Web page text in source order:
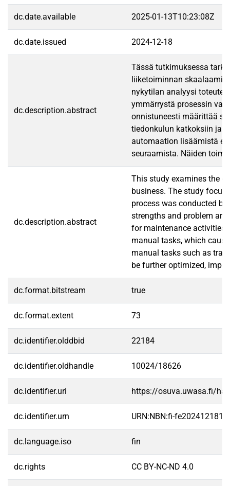
dc.date.available 2025-01-13T10:23:08Z
dc.date.issued 2024-12-18
dc.description.abstract
Tässä tutkimuksessa
liiketoiminnan
nykytilan analyysi
ymmärrystä prosessin
onnistuneesti määrittää
tiedonkulun katkoksiin ja
automaation lisäämistä
seuraamista. Näiden
dc.description.abstract
This study examines the
business. The study
process was conducted
strengths and problem
for maintenance activities.
manual tasks, which
manual tasks such as
be further optimized,
dc.format.bitstream true
dc.format.extent 73
dc.identifier.olddbid 22184
dc.identifier.oldhandle 10024/18626
dc.identifier.uri https://osuva.uwasa.fi/
dc.identifier.urn URN:NBN:fi-
dc.language.iso fin
dc.rights CC BY-NC-ND 4.0